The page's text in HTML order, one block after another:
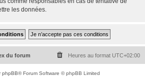
les données.
du forum Heures au format UTC+02:00
phpBB® Forum Software © phpBB Limited